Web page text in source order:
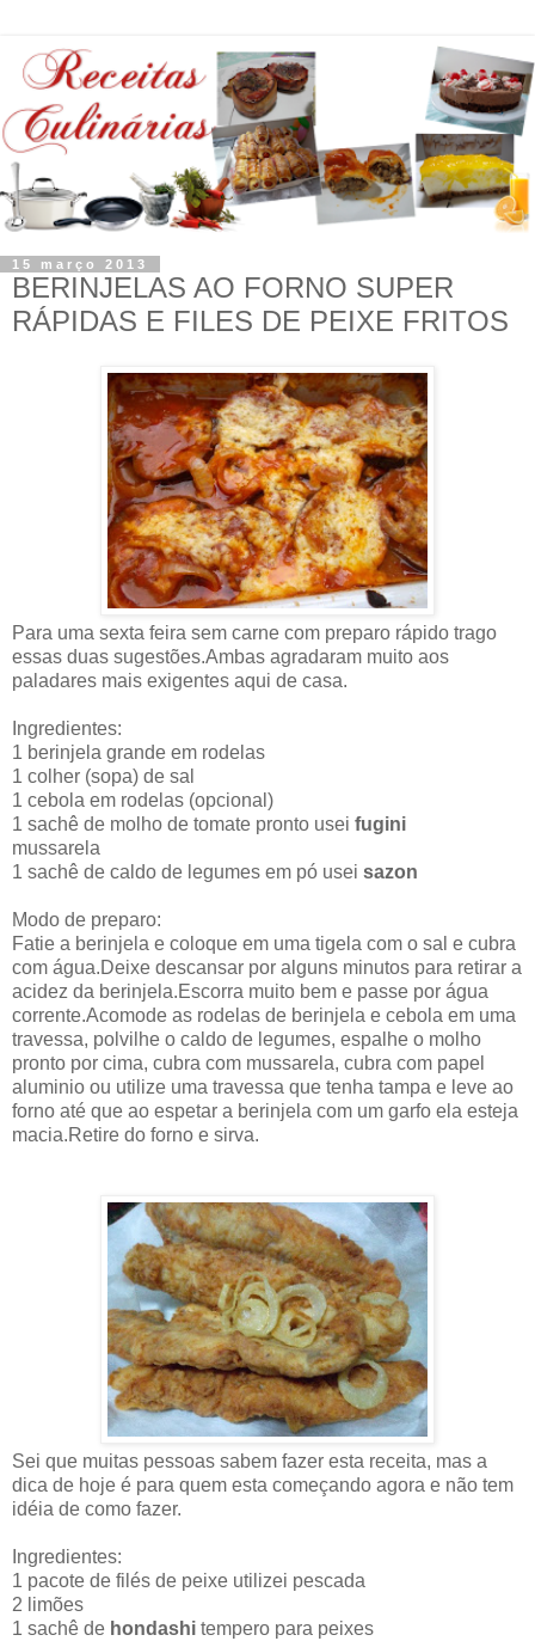
15 março 2013
BERINJELAS AO FORNO SUPER
RÁPIDAS E FILES DE PEIXE FRITOS
Para uma sexta feira sem carne com preparo rápido trago
essas duas sugestões.Ambas agradaram muito aos
paladares mais exigentes aqui de casa.
Ingredientes:
1 berinjela grande em rodelas
1 colher (sopa) de sal
1 cebola em rodelas (opcional)
1 sachê de molho de tomate pronto usei fugini
mussarela
1 sachê de caldo de legumes em pó usei sazon
Modo de preparo:
Fatie a berinjela e coloque em uma tigela com o sal e cubra
com água.Deixe descansar por alguns minutos para retirar a
acidez da berinjela.Escorra muito bem e passe por água
corrente.Acomode as rodelas de berinjela e cebola em uma
travessa, polvilhe o caldo de legumes, espalhe o molho
pronto por cima, cubra com mussarela, cubra com papel
aluminio ou utilize uma travessa que tenha tampa e leve ao
forno até que ao espetar a berinjela com um garfo ela esteja
macia.Retire do forno e sirva.
Sei que muitas pessoas sabem fazer esta receita, mas a
dica de hoje é para quem esta começando agora e não tem
idéia de como fazer.
Ingredientes:
1 pacote de filés de peixe utilizei pescada
2 limões
1 sachê de hondashi tempero para peixes